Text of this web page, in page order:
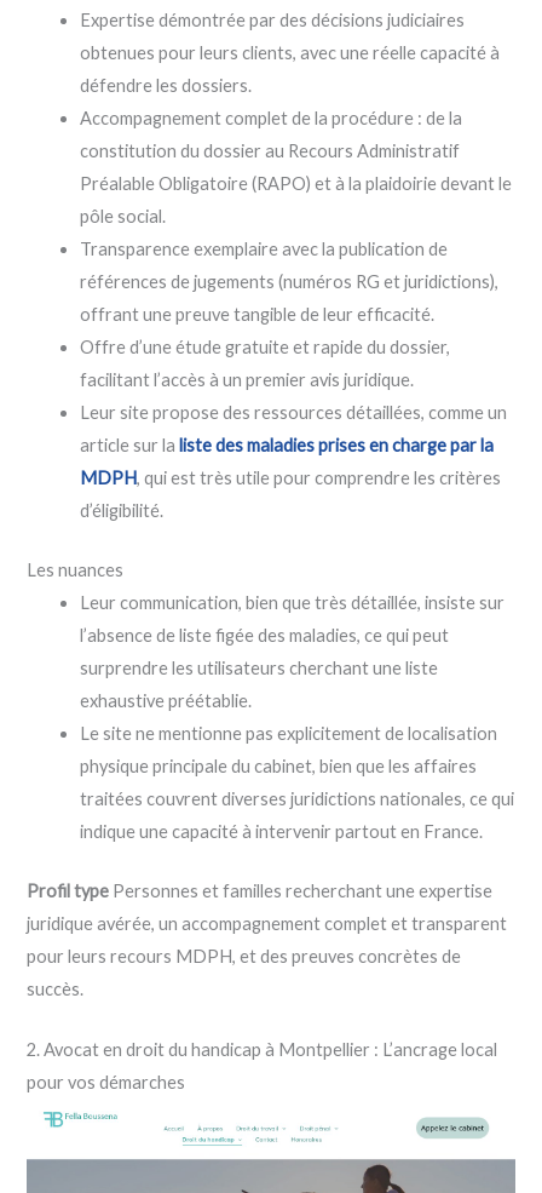
Expertise démontrée par des décisions judiciaires
obtenues pour leurs clients, avec une réelle capacité à
défendre les dossiers.
Accompagnement complet de la procédure : de la
constitution du dossier au Recours Administratif
Préalable Obligatoire (RAPO) et à la plaidoirie devant le
pôle social.
Transparence exemplaire avec la publication de
références de jugements (numéros RG et juridictions),
offrant une preuve tangible de leur efficacité.
Offre d’une étude gratuite et rapide du dossier,
facilitant l’accès à un premier avis juridique.
Leur site propose des ressources détaillées, comme un
article sur laliste des maladies prises en charge par la
MDPH, qui est très utile pour comprendre les critères
d’éligibilité.
Les nuances
Leur communication, bien que très détaillée, insiste sur
l’absence de liste figée des maladies, ce qui peut
surprendre les utilisateurs cherchant une liste
exhaustive préétablie.
Le site ne mentionne pas explicitement de localisation
physique principale du cabinet, bien que les affaires
traitées couvrent diverses juridictions nationales, ce qui
indique une capacité à intervenir partout en France.
Profil type Personnes et familles recherchant une expertise
juridique avérée, un accompagnement complet et transparent
pour leurs recours MDPH, et des preuves concrètes de
succès.
2. Avocat en droit du handicap à Montpellier : L’ancrage local
pour vos démarches